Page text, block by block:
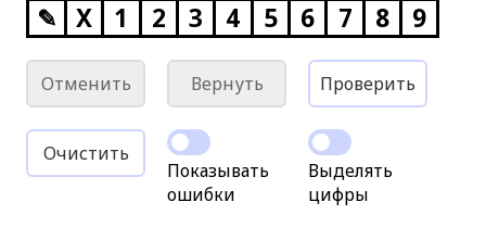
✎ X 1 2 3 4 5 6 7 8 9
Отменить Вернуть Проверить
Очистить
Показывать
ошибки
Выделять
цифры